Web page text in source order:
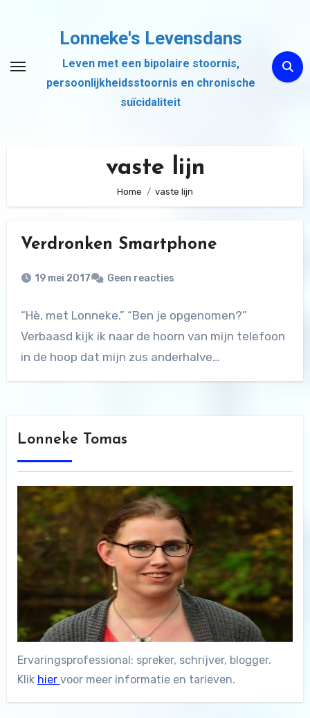
inhoud
Lonneke's Levensdans
Leven met een bipolaire stoornis,
persoonlijkheidsstoornis en chronische
suïcidaliteit
vaste lijn
Home vaste lijn
Verdronken Smartphone
19 mei 2017 Geen reacties
“Hè, met Lonneke.” “Ben je opgenomen?”
Verbaasd kijk ik naar de hoorn van mijn telefoon
in de hoop dat mijn zus anderhalve…
Lonneke Tomas
Ervaringsprofessional: spreker, schrijver, blogger.
Klik hier voor meer informatie en tarieven.